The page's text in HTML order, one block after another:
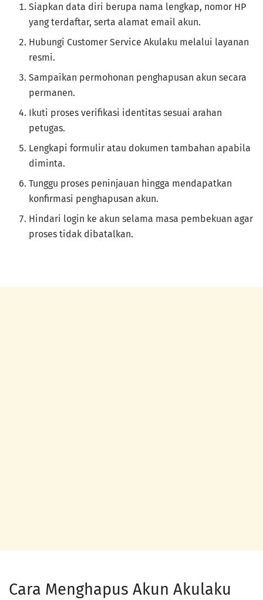
Siapkan data diri berupa nama lengkap, nomor HP
yang terdaftar, serta alamat email akun.
Hubungi Customer Service Akulaku melalui layanan
resmi.
Sampaikan permohonan penghapusan akun secara
permanen.
Ikuti proses verifikasi identitas sesuai arahan
petugas.
Lengkapi formulir atau dokumen tambahan apabila
diminta.
Tunggu proses peninjauan hingga mendapatkan
konfirmasi penghapusan akun.
Hindari login ke akun selama masa pembekuan agar
proses tidak dibatalkan.
Cara Menghapus Akun Akulaku